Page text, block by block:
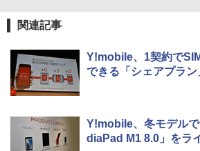
関連記事
Y!mobile、1契約で
できる「シェアプラン
Y!mobile、冬モデル
diaPad M1 8.0」をラ